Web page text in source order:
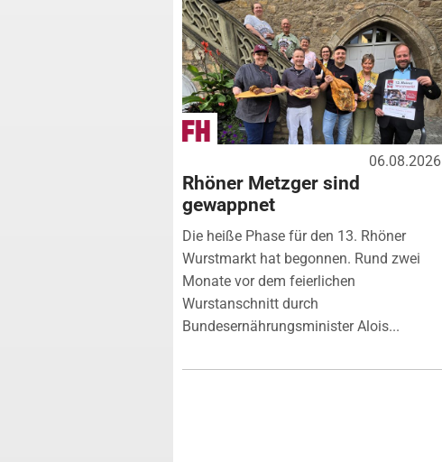
06.08.2026
Rhöner Metzger sind
gewappnet
Die heiße Phase für den 13. Rhöner
Wurstmarkt hat begonnen. Rund zwei
Monate vor dem feierlichen
Wurstanschnitt durch
Bundesernährungsminister Alois...